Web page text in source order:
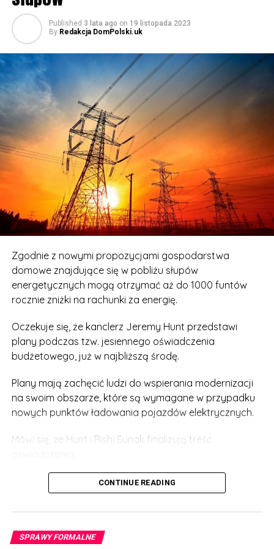
Published 3 lata ago on 19 listopada 2023
By Redakcja DomPolski.uk
Zgodnie z nowymi propozycjami gospodarstwa
domowe znajdujące się w pobliżu słupów
energetycznych mogą otrzymać aż do 1000 funtów
rocznie zniżki na rachunki za energię.
Oczekuje się, że kanclerz Jeremy Hunt przedstawi
plany podczas tzw. jesiennego oświadczenia
budżetowego, już w najbliższą środę.
Plany mają zachęcić ludzi do wspierania modernizacji
na swoim obszarze, które są wymagane w przypadku
nowych punktów ładowania pojazdów elektrycznych.
Mówi się, że Hunt i Rishi Sunak finalizują treść
Rzecznik rządu powiedział: „Przyspieszając system
planowania – w tym budowę punktów ładowania
pojazdów elektrycznych – rozwiążemy jeden z
chcące inwestować w Wielkiej Brytanii”.
CONTINUE READING
SPRAWY FORMALNE